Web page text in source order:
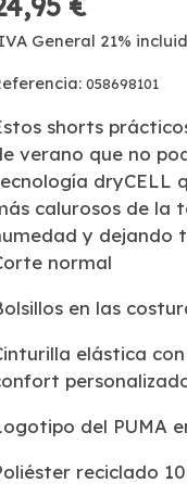
General 21%
058698101
shorts
verano que no
dryCELL
calurosos de la
y dejando
normal
en las
elástica
del PUMA
reciclado